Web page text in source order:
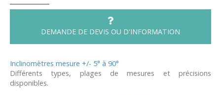
DEMANDE DE DEVIS OU D'INFORMATION
Inclinomètres mesure +/- 5° à 90°
Différents types, plages de mesures et précisions
disponibles.